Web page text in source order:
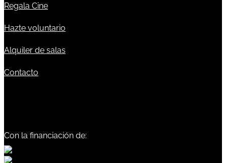
Regala Cine
Hazte voluntario
Alquiler de salas
Contacto
Con la financiación de: